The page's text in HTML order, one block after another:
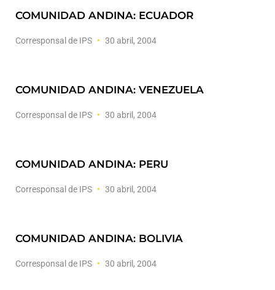
COMUNIDAD ANDINA: ECUADOR
Corresponsal de IPS 30 abril, 2004
COMUNIDAD ANDINA: VENEZUELA
Corresponsal de IPS 30 abril, 2004
COMUNIDAD ANDINA: PERU
Corresponsal de IPS 30 abril, 2004
COMUNIDAD ANDINA: BOLIVIA
Corresponsal de IPS 30 abril, 2004